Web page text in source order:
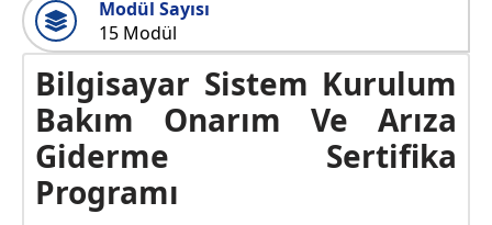
Modül Sayısı
15 Modül
Bilgisayar Sistem Kurulum
Bakım Onarım Ve Arıza
Giderme Sertifika
Programı